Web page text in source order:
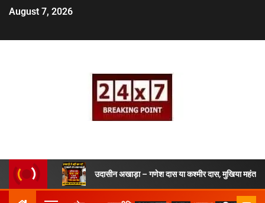
August 7, 2026
उदासीन अखाड़ा – गणेश दास या कश्मीर दास, मुखिया महंत ने